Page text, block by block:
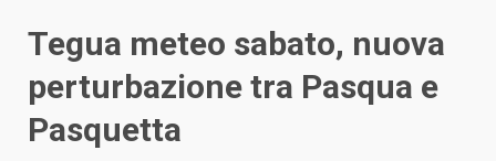
Tegua meteo sabato, nuova
perturbazione tra Pasqua e
Pasquetta